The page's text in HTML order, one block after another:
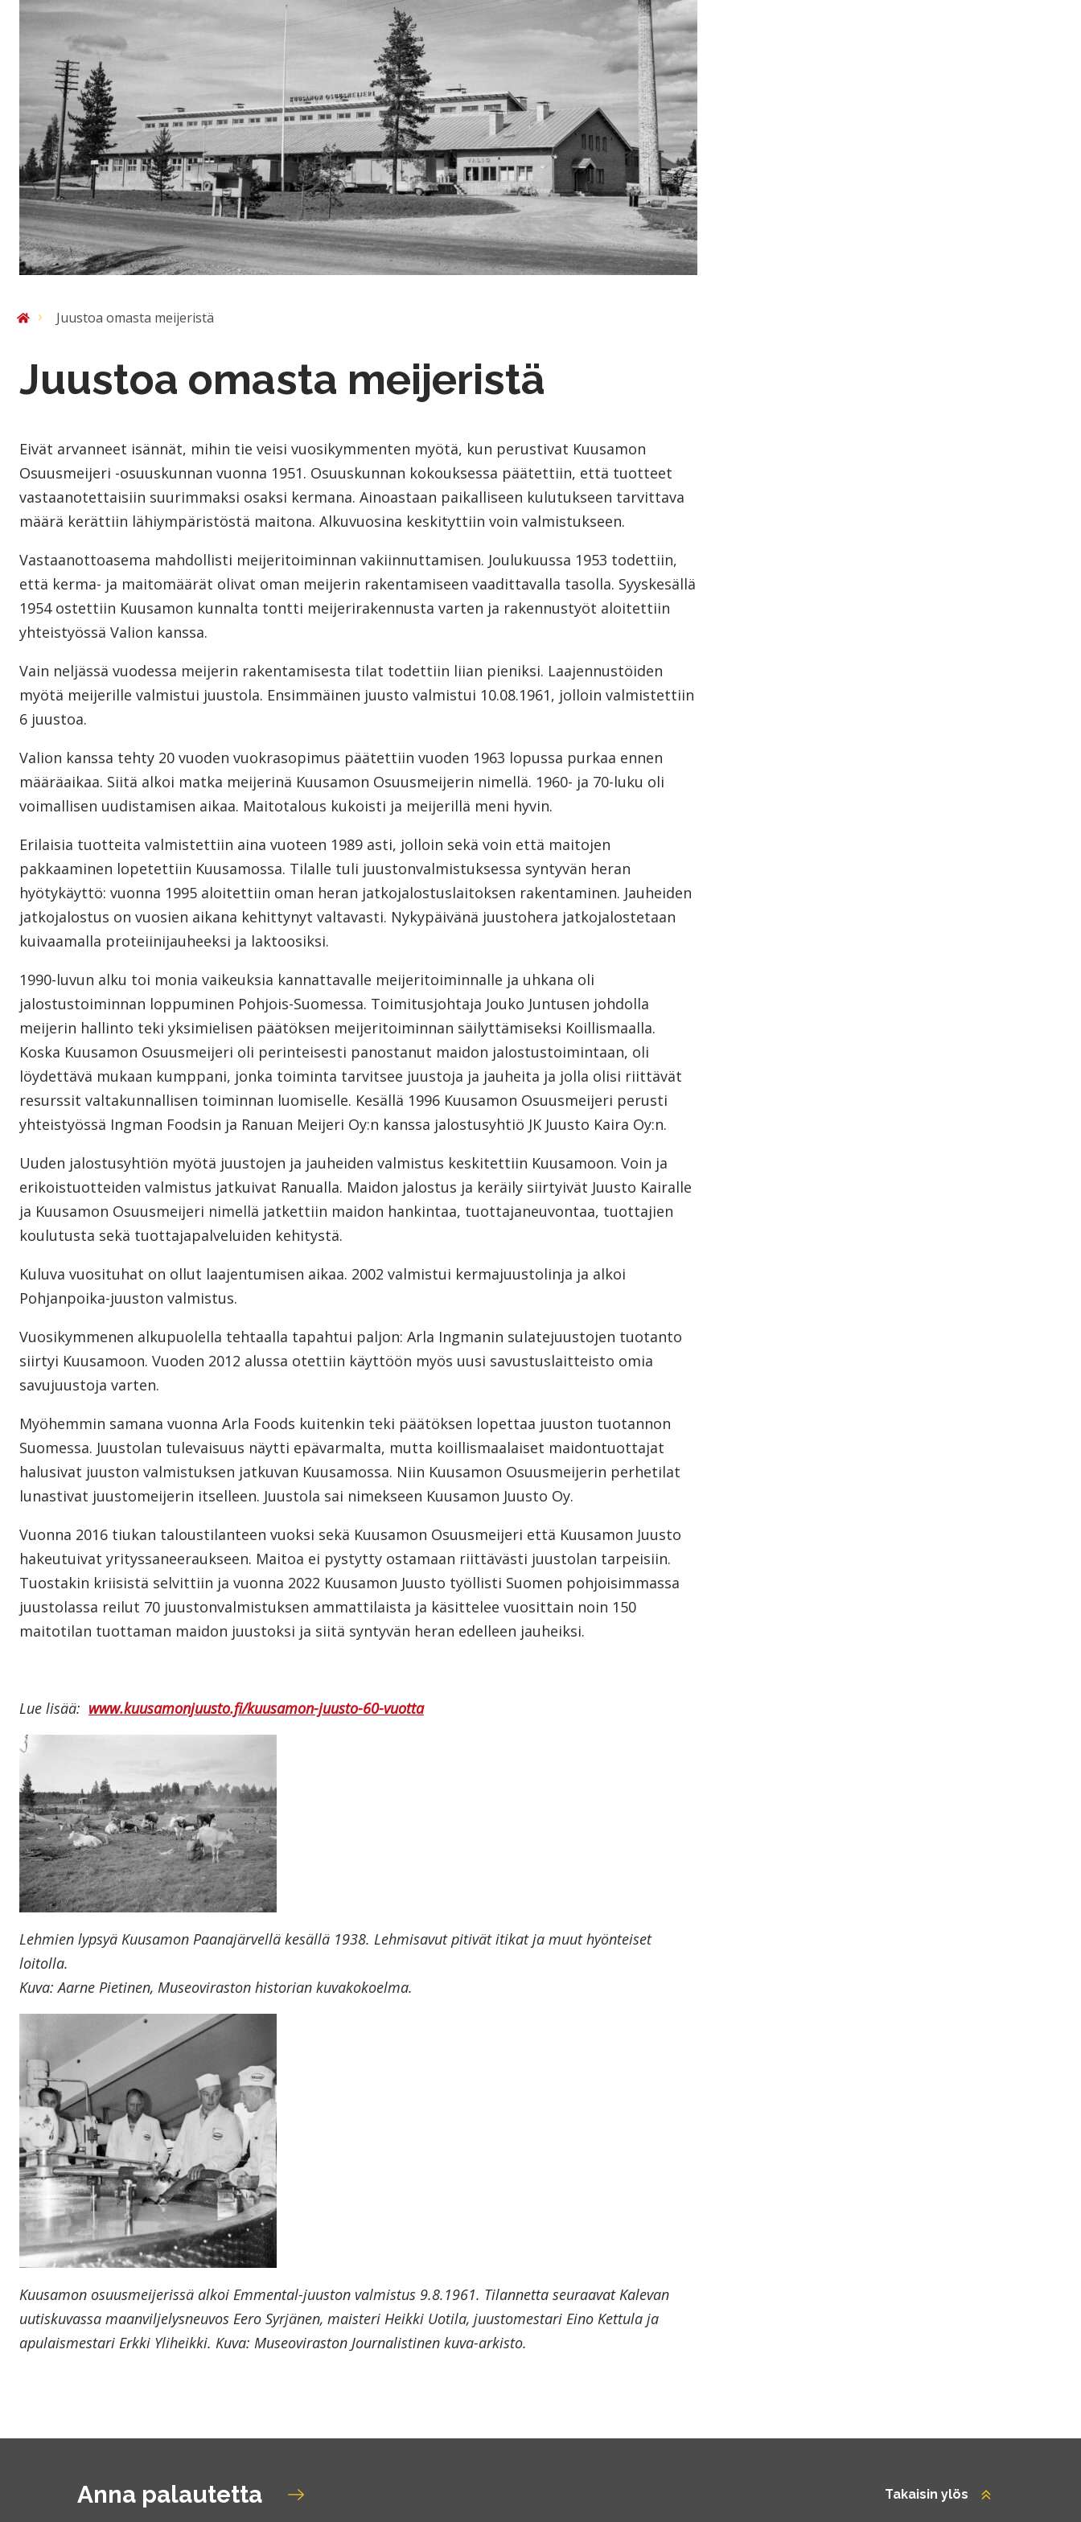
EtusivuJuustoa omasta meijeristä
Juustoa omasta meijeristä
Eivät arvanneet isännät, mihin tie veisi vuosikymmenten myötä, kun perustivat Kuusamon
Osuusmeijeri -osuuskunnan vuonna 1951. Osuuskunnan kokouksessa päätettiin, että tuotteet
vastaanotettaisiin suurimmaksi osaksi kermana. Ainoastaan paikalliseen kulutukseen tarvittava
määrä kerättiin lähiympäristöstä maitona. Alkuvuosina keskityttiin voin valmistukseen.
Vastaanottoasema mahdollisti meijeritoiminnan vakiinnuttamisen. Joulukuussa 1953 todettiin,
että kerma- ja maitomäärät olivat oman meijerin rakentamiseen vaadittavalla tasolla. Syyskesällä
1954 ostettiin Kuusamon kunnalta tontti meijerirakennusta varten ja rakennustyöt aloitettiin
yhteistyössä Valion kanssa.
Vain neljässä vuodessa meijerin rakentamisesta tilat todettiin liian pieniksi. Laajennustöiden
myötä meijerille valmistui juustola. Ensimmäinen juusto valmistui 10.08.1961, jolloin valmistettiin
6 juustoa.
Valion kanssa tehty 20 vuoden vuokrasopimus päätettiin vuoden 1963 lopussa purkaa ennen
määräaikaa. Siitä alkoi matka meijerinä Kuusamon Osuusmeijerin nimellä. 1960- ja 70-luku oli
voimallisen uudistamisen aikaa. Maitotalous kukoisti ja meijerillä meni hyvin.
Erilaisia tuotteita valmistettiin aina vuoteen 1989 asti, jolloin sekä voin että maitojen
pakkaaminen lopetettiin Kuusamossa. Tilalle tuli juustonvalmistuksessa syntyvän heran
hyötykäyttö: vuonna 1995 aloitettiin oman heran jatkojalostuslaitoksen rakentaminen. Jauheiden
jatkojalostus on vuosien aikana kehittynyt valtavasti. Nykypäivänä juustohera jatkojalostetaan
kuivaamalla proteiinijauheeksi ja laktoosiksi.
1990-luvun alku toi monia vaikeuksia kannattavalle meijeritoiminnalle ja uhkana oli
jalostustoiminnan loppuminen Pohjois-Suomessa. Toimitusjohtaja Jouko Juntusen johdolla
meijerin hallinto teki yksimielisen päätöksen meijeritoiminnan säilyttämiseksi Koillismaalla.
Koska Kuusamon Osuusmeijeri oli perinteisesti panostanut maidon jalostustoimintaan, oli
löydettävä mukaan kumppani, jonka toiminta tarvitsee juustoja ja jauheita ja jolla olisi riittävät
resurssit valtakunnallisen toiminnan luomiselle. Kesällä 1996 Kuusamon Osuusmeijeri perusti
yhteistyössä Ingman Foodsin ja Ranuan Meijeri Oy:n kanssa jalostusyhtiö JK Juusto Kaira Oy:n.
Uuden jalostusyhtiön myötä juustojen ja jauheiden valmistus keskitettiin Kuusamoon. Voin ja
erikoistuotteiden valmistus jatkuivat Ranualla. Maidon jalostus ja keräily siirtyivät Juusto Kairalle
ja Kuusamon Osuusmeijeri nimellä jatkettiin maidon hankintaa, tuottajaneuvontaa, tuottajien
koulutusta sekä tuottajapalveluiden kehitystä.
Kuluva vuosituhat on ollut laajentumisen aikaa. 2002 valmistui kermajuustolinja ja alkoi
Pohjanpoika-juuston valmistus.
Vuosikymmenen alkupuolella tehtaalla tapahtui paljon: Arla Ingmanin sulatejuustojen tuotanto
siirtyi Kuusamoon. Vuoden 2012 alussa otettiin käyttöön myös uusi savustuslaitteisto omia
savujuustoja varten.
Myöhemmin samana vuonna Arla Foods kuitenkin teki päätöksen lopettaa juuston tuotannon
Suomessa. Juustolan tulevaisuus näytti epävarmalta, mutta koillismaalaiset maidontuottajat
halusivat juuston valmistuksen jatkuvan Kuusamossa. Niin Kuusamon Osuusmeijerin perhetilat
lunastivat juustomeijerin itselleen. Juustola sai nimekseen Kuusamon Juusto Oy.
Vuonna 2016 tiukan taloustilanteen vuoksi sekä Kuusamon Osuusmeijeri että Kuusamon Juusto
hakeutuivat yrityssaneeraukseen. Maitoa ei pystytty ostamaan riittävästi juustolan tarpeisiin.
Tuostakin kriisistä selvittiin ja vuonna 2022 Kuusamon Juusto työllisti Suomen pohjoisimmassa
juustolassa reilut 70 juustonvalmistuksen ammattilaista ja käsittelee vuosittain noin 150
maitotilan tuottaman maidon juustoksi ja siitä syntyvän heran edelleen jauheiksi.
Lue lisää: www.kuusamonjuusto.fi/kuusamon-juusto-60-vuotta
Lehmien lypsyä Kuusamon Paanajärvellä kesällä 1938. Lehmisavut pitivät itikat ja muut hyönteiset
loitolla.
Kuva: Aarne Pietinen, Museoviraston historian kuvakokoelma.
Kuusamon osuusmeijerissä alkoi Emmental-juuston valmistus 9.8.1961. Tilannetta seuraavat Kalevan
uutiskuvassa maanviljelysneuvos Eero Syrjänen, maisteri Heikki Uotila, juustomestari Eino Kettula ja
apulaismestari Erkki Yliheikki. Kuva: Museoviraston Journalistinen kuva-arkisto.
Anna palautetta Takaisin ylös